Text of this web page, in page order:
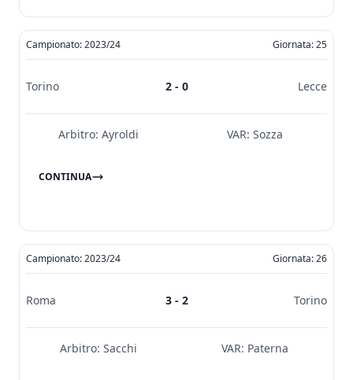
Campionato: 2023/24 Giornata: 25
Torino 2 - 0 Lecce
Arbitro: Ayroldi VAR: Sozza
CONTINUA
Campionato: 2023/24 Giornata: 26
Roma 3 - 2 Torino
Arbitro: Sacchi VAR: Paterna